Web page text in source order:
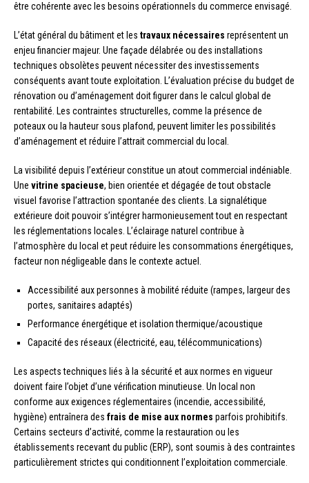
être cohérente avec les besoins opérationnels du commerce envisagé.
L’état général du bâtiment et les travaux nécessaires représentent un
enjeu financier majeur. Une façade délabrée ou des installations
techniques obsolètes peuvent nécessiter des investissements
conséquents avant toute exploitation. L’évaluation précise du budget de
rénovation ou d’aménagement doit figurer dans le calcul global de
rentabilité. Les contraintes structurelles, comme la présence de
poteaux ou la hauteur sous plafond, peuvent limiter les possibilités
d’aménagement et réduire l’attrait commercial du local.
La visibilité depuis l’extérieur constitue un atout commercial indéniable.
Une vitrine spacieuse, bien orientée et dégagée de tout obstacle
visuel favorise l’attraction spontanée des clients. La signalétique
extérieure doit pouvoir s’intégrer harmonieusement tout en respectant
les réglementations locales. L’éclairage naturel contribue à
l’atmosphère du local et peut réduire les consommations énergétiques,
facteur non négligeable dans le contexte actuel.
Accessibilité aux personnes à mobilité réduite (rampes, largeur des
portes, sanitaires adaptés)
Performance énergétique et isolation thermique/acoustique
Capacité des réseaux (électricité, eau, télécommunications)
Les aspects techniques liés à la sécurité et aux normes en vigueur
doivent faire l’objet d’une vérification minutieuse. Un local non
conforme aux exigences réglementaires (incendie, accessibilité,
hygiène) entraînera des frais de mise aux normes parfois prohibitifs.
Certains secteurs d’activité, comme la restauration ou les
établissements recevant du public (ERP), sont soumis à des contraintes
particulièrement strictes qui conditionnent l’exploitation commerciale.